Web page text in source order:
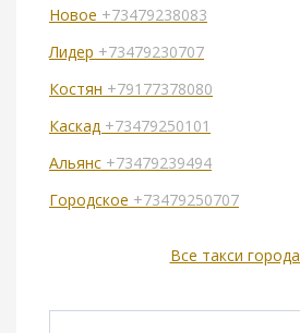
Новое +73479238083
Лидер +73479230707
Костян +79177378080
Каскад +73479250101
Альянс +73479239494
Городское +73479250707
Все такси города